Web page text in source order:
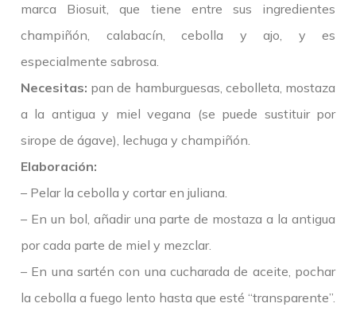
marca Biosuit, que tiene entre sus ingredientes
champiñón, calabacín, cebolla y ajo, y es
especialmente sabrosa.
Necesitas: pan de hamburguesas, cebolleta, mostaza
a la antigua y miel vegana (se puede sustituir por
sirope de ágave), lechuga y champiñón.
Elaboración:
– Pelar la cebolla y cortar en juliana.
– En un bol, añadir una parte de mostaza a la antigua
por cada parte de miel y mezclar.
– En una sartén con una cucharada de aceite, pochar
la cebolla a fuego lento hasta que esté “transparente”.